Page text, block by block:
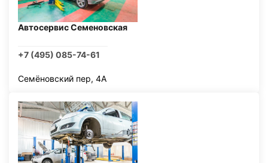
Автосервис Семеновская
+7 (495) 085-74-61
Семёновский пер, 4А